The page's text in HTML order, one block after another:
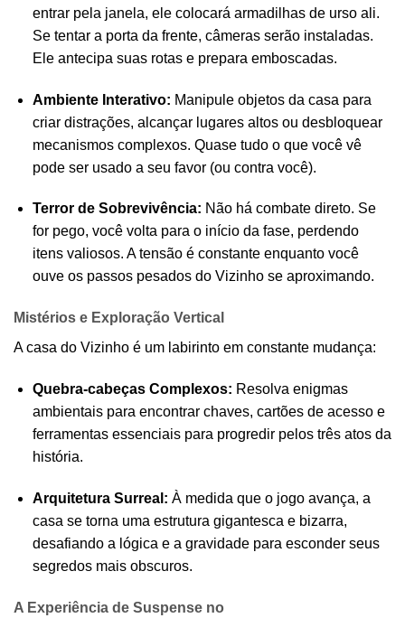
entrar pela janela, ele colocará armadilhas de urso ali.
Se tentar a porta da frente, câmeras serão instaladas.
Ele antecipa suas rotas e prepara emboscadas.
Ambiente Interativo: Manipule objetos da casa para
criar distrações, alcançar lugares altos ou desbloquear
mecanismos complexos. Quase tudo o que você vê
pode ser usado a seu favor (ou contra você).
Terror de Sobrevivência: Não há combate direto. Se
for pego, você volta para o início da fase, perdendo
itens valiosos. A tensão é constante enquanto você
ouve os passos pesados do Vizinho se aproximando.
Mistérios e Exploração Vertical
A casa do Vizinho é um labirinto em constante mudança:
Quebra-cabeças Complexos: Resolva enigmas
ambientais para encontrar chaves, cartões de acesso e
ferramentas essenciais para progredir pelos três atos da
história.
Arquitetura Surreal: À medida que o jogo avança, a
casa se torna uma estrutura gigantesca e bizarra,
desafiando a lógica e a gravidade para esconder seus
segredos mais obscuros.
A Experiência de Suspense no